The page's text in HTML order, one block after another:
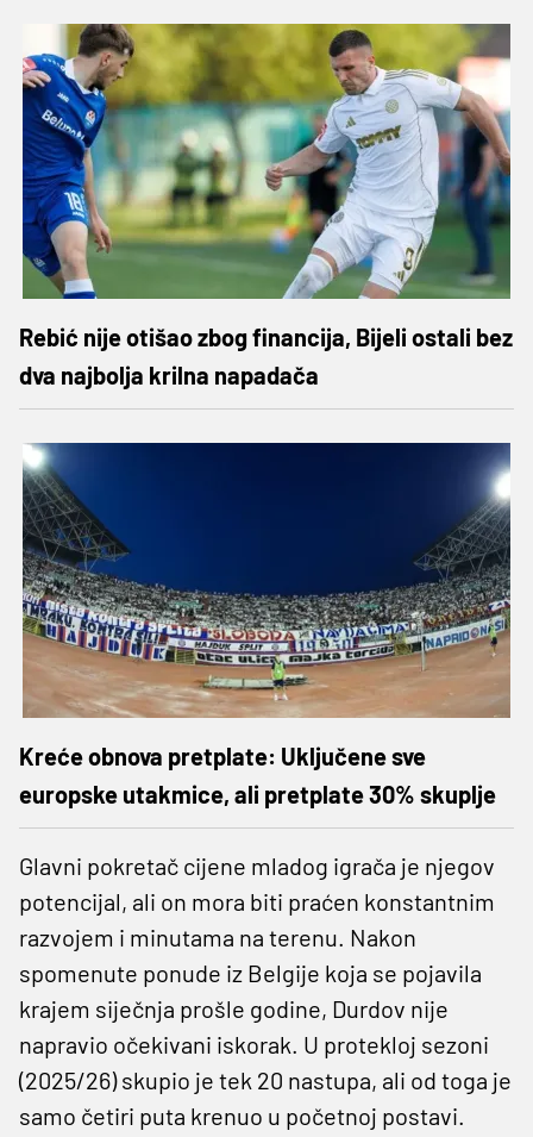
Rebić nije otišao zbog financija, Bijeli ostali bez
dva najbolja krilna napadača
Kreće obnova pretplate: Uključene sve
europske utakmice, ali pretplate 30% skuplje
Glavni pokretač cijene mladog igrača je njegov
potencijal, ali on mora biti praćen konstantnim
razvojem i minutama na terenu. Nakon
spomenute ponude iz Belgije koja se pojavila
krajem siječnja prošle godine, Durdov nije
napravio očekivani iskorak. U protekloj sezoni
(2025/26) skupio je tek 20 nastupa, ali od toga je
samo četiri puta krenuo u početnoj postavi.